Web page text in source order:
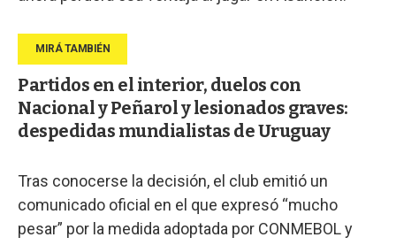
Partidos en el interior, duelos con
Nacional y Peñarol y lesionados graves:
despedidas mundialistas de Uruguay
Tras conocerse la decisión, el club emitió un
comunicado oficial en el que expresó “mucho
pesar” por la medida adoptada por CONMEBOL y